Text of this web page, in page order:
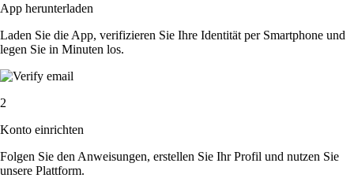
App herunterladen
Laden Sie die App, verifizieren Sie Ihre Identität per Smartphone und
legen Sie in Minuten los.
2
Konto einrichten
Folgen Sie den Anweisungen, erstellen Sie Ihr Profil und nutzen Sie
unsere Plattform.